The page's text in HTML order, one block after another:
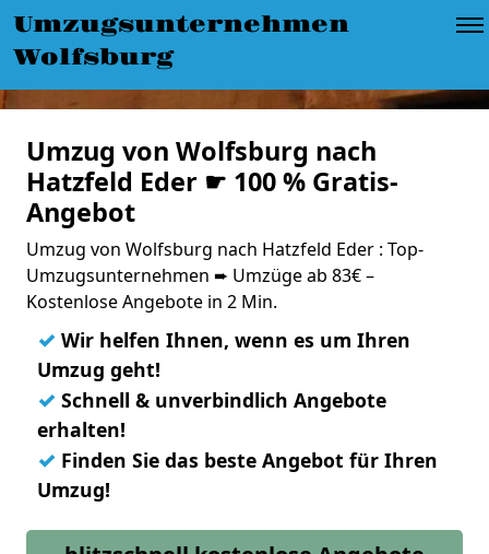
Umzugsunternehmen
Wolfsburg
Umzug von Wolfsburg nach
Hatzfeld Eder ☛ 100 % Gratis-
Angebot
Umzug von Wolfsburg nach Hatzfeld Eder : Top-
Umzugsunternehmen ➨ Umzüge ab 83€ –
Kostenlose Angebote in 2 Min.
✓ Wir helfen Ihnen, wenn es um Ihren
Umzug geht!
✓ Schnell & unverbindlich Angebote
erhalten!
✓ Finden Sie das beste Angebot für Ihren
Umzug!